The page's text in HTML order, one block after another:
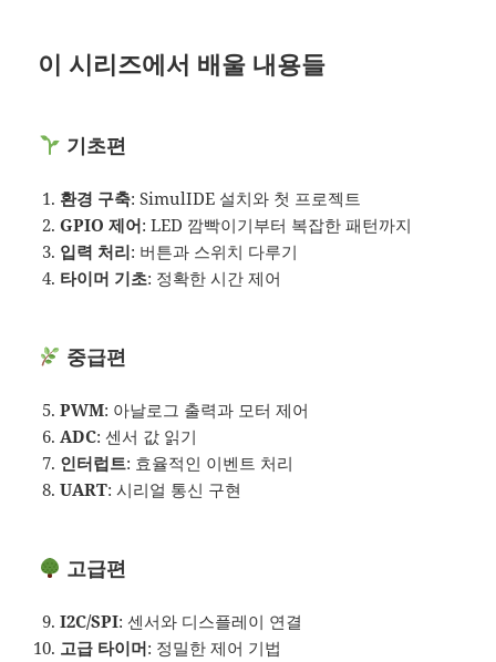
이 시리즈에서 배울 내용들
기초편
환경 구축: SimulIDE 설치와 첫 프로젝트
GPIO 제어: LED 깜빡이기부터 복잡한 패턴까지
입력 처리: 버튼과 스위치 다루기
타이머 기초: 정확한 시간 제어
중급편
PWM: 아날로그 출력과 모터 제어
ADC: 센서 값 읽기
인터럽트: 효율적인 이벤트 처리
UART: 시리얼 통신 구현
고급편
I2C/SPI: 센서와 디스플레이 연결
고급 타이머: 정밀한 제어 기법